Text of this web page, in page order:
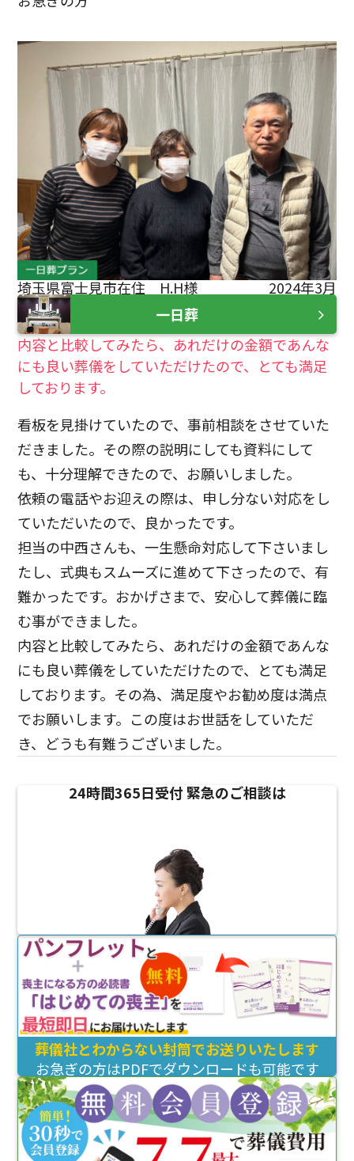
お客様からたくさんの感謝の声をいただきました
埼玉県富士見市在住 H.H様
2024年3月
一日葬
内容と比較してみたら、あれだけの金額であんな
にも良い葬儀をしていただけたので、とても満足
しております。
看板を見掛けていたので、事前相談をさせていた
だきました。その際の説明にしても資料にして
も、十分理解できたので、お願いしました。
依頼の電話やお迎えの際は、申し分ない対応をし
ていただいたので、良かったです。
担当の中西さんも、一生懸命対応して下さいまし
たし、式典もスムーズに進めて下さったので、有
難かったです。おかげさまで、安心して葬儀に臨
む事ができました。
内容と比較してみたら、あれだけの金額であんな
にも良い葬儀をしていただけたので、とても満足
しております。その為、満足度やお勧め度は満点
でお願いします。この度はお世話をしていただ
き、どうも有難うございました。
24時間365日受付緊急のご相談は
葬儀社とわからない封筒でお送りいたします
お急ぎの方はPDFでダウンロードも可能です